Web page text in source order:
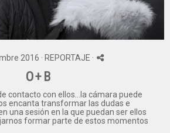
2016 · REPORTAJE ·
O+B
contacto con ellos...la cámara puede
encanta transformar las dudas e
una sesión en la que puedan ser ellos
formar parte de estos momentos